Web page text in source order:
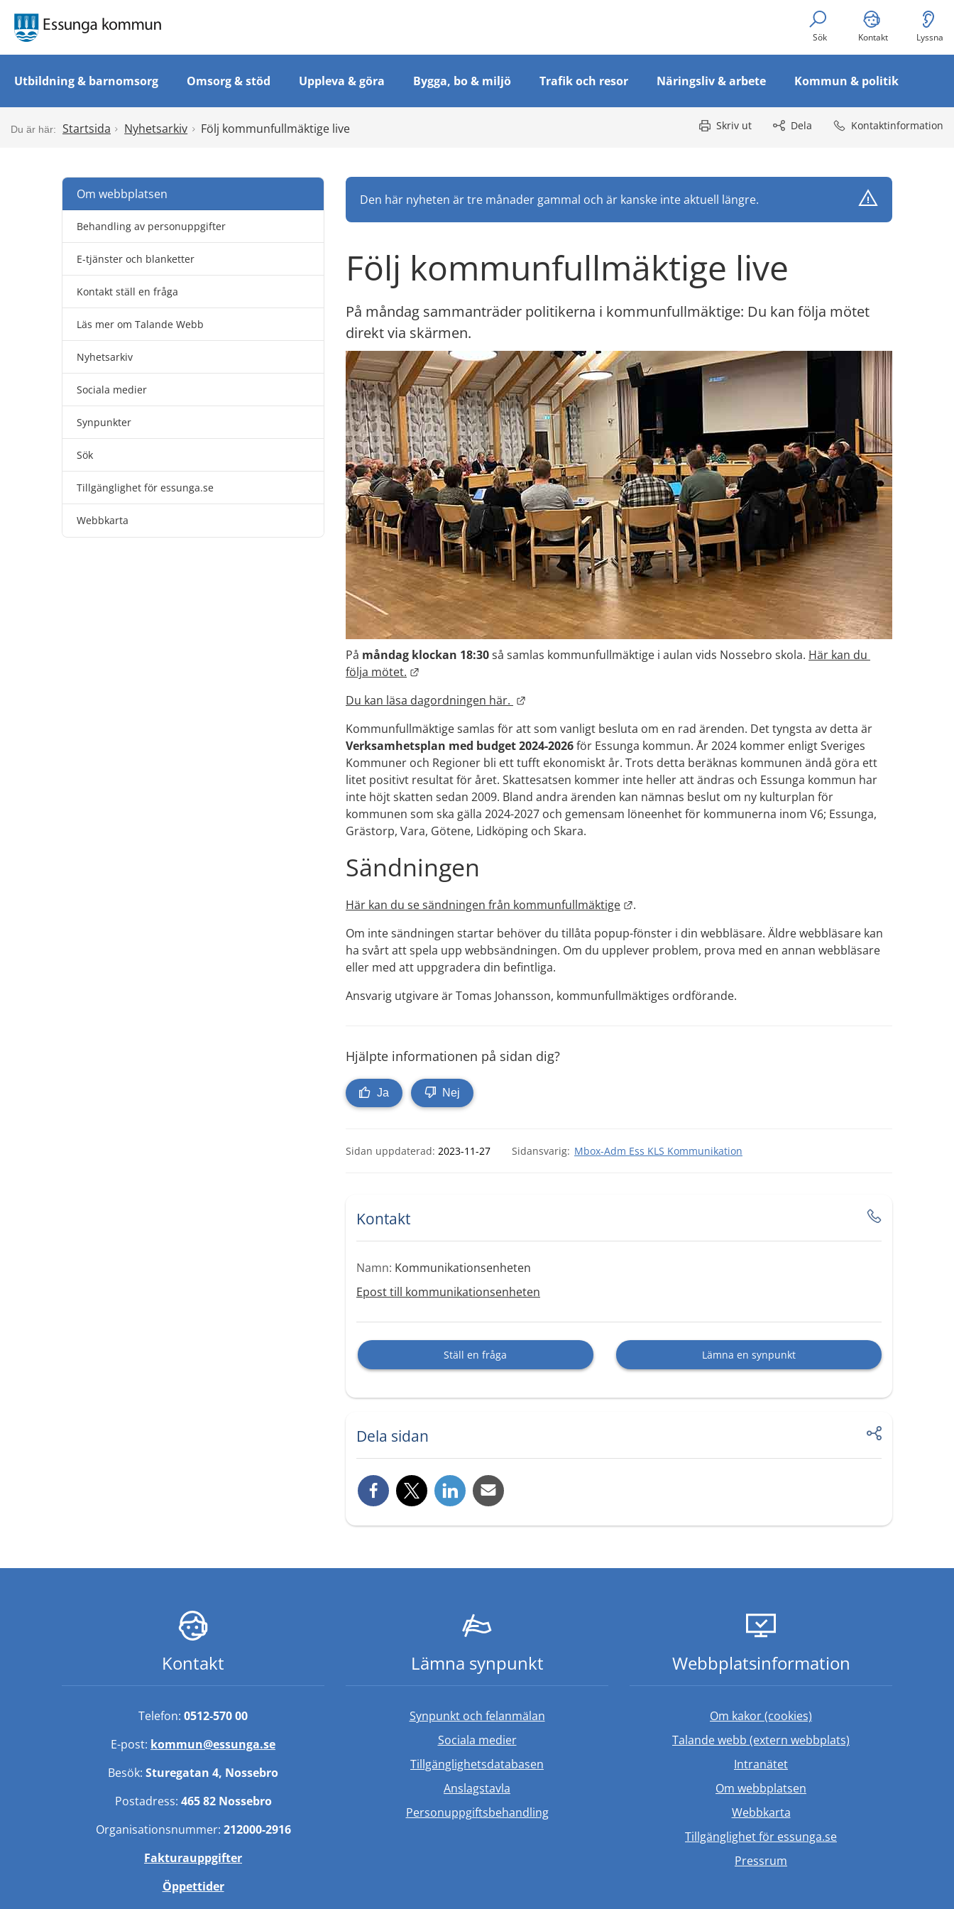
Sök Kontakt Lyssna
Utbildning & barnomsorg Omsorg & stöd Uppleva & göra Bygga, bo & miljö Trafik och resor Näringsliv & arbete Kommun & politik
Startsida Nyhetsarkiv Följ kommunfullmäktige live Skriv ut Dela Kontaktinformation
Om webbplatsen
Behandling av personuppgifter
E-tjänster och blanketter
Kontakt ställ en fråga
Läs mer om Talande Webb
Nyhetsarkiv
Sociala medier
Synpunkter
Sök
Tillgänglighet för essunga.se
Webbkarta
Den här nyheten är tre månader gammal och är kanske inte aktuell längre.
Följ kommunfullmäktige live
På måndag sammanträder politikerna i kommunfullmäktige: Du kan följa mötet
direkt via skärmen.
På måndag klockan 18:30 så samlas kommunfullmäktige i aulan vids Nossebro skola. Här kan du
följa mötet.
Du kan läsa dagordningen här.
Verksamhetsplan med budget 2024-2026 för Essunga kommun. År 2024 kommer enligt Sveriges
Kommuner och Regioner bli ett tufft ekonomiskt år. Trots detta beräknas kommunen ändå göra ett
litet positivt resultat för året. Skattesatsen kommer inte heller att ändras och Essunga kommun har
inte höjt skatten sedan 2009. Bland andra ärenden kan nämnas beslut om ny kulturplan för
kommunen som ska gälla 2024-2027 och gemensam löneenhet för kommunerna inom V6; Essunga,
Grästorp, Vara, Götene, Lidköping och Skara.
Sändningen
Här kan du se sändningen från kommunfullmäktige Länk till annan webbplats.
.
Om inte sändningen startar behöver du tillåta popup-fönster i din webbläsare. Äldre webbläsare kan
ha svårt att spela upp webbsändningen. Om du upplever problem, prova med en annan webbläsare
eller med att uppgradera din befintliga.
Ansvarig utgivare är Tomas Johansson, kommunfullmäktiges ordförande.
Hjälpte informationen på sidan dig?
Ja Nej
Sidan uppdaterad: 2023-11-27 Mbox-Adm Ess KLS Kommunikation
Kontakt
Namn: Kommunikationsenheten
Epost till kommunikationsenheten
Ställ en fråga Lämna en synpunkt
Dela sidan
Kontakt
Telefon: 0512-570 00
E-post: kommun@essunga.se
Besök: Sturegatan 4, Nossebro
Postadress: 465 82 Nossebro
Organisationsnummer: 212000-2916
Fakturauppgifter
Öppettider
Lämna synpunkt
Synpunkt och felanmälan
Sociala medier
Tillgänglighetsdatabasen
Anslagstavla
Personuppgiftsbehandling
Webbplats­information
Om kakor (cookies)
Talande webb (extern webbplats)
IntranätetLänk till annan webbplats.
Om webbplatsen
Webbkarta
Tillgänglighet för essunga.se
Pressrum